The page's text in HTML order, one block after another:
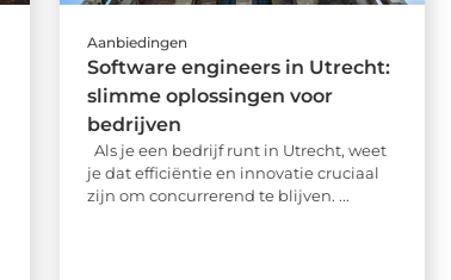
Aanbiedingen
Software engineers in Utrecht:
slimme oplossingen voor
bedrijven
Als je een bedrijf runt in Utrecht, weet
je dat efficiëntie en innovatie cruciaal
zijn om concurrerend te blijven. ...